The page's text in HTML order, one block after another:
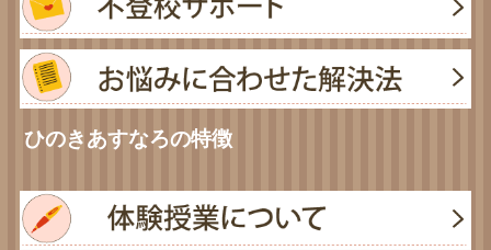
ひのきあすなろの特徴